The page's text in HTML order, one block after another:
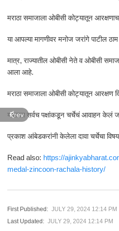
मराठा समाजाला ओबीसी कोट्यातून
या आपल्या मागणीवर मनोज जरांगे पाटील
मात्र, राज्यातील ओबीसी नेते व ओबीसी
आला आहे.
मराठा समाजाला ओबीसी कोट्यातून आरक्षण
याबाबत सर्वच पक्षांकडून चर्चेचं आवाहन केलं
प्रकाश आंबेडकरांनी केलेला दावा चर्चेचा
Read also: https://
medal-zincoon-rachala-history/
First Published: JULY 29, 2024 12:14 PM
Last Updated: JULY 29, 2024 12:14 PM
Prev